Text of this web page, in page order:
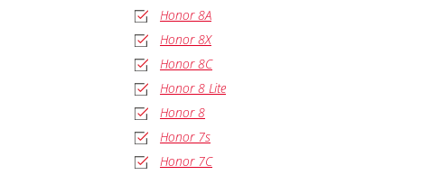
Honor 8A
Honor 8X
Honor 8C
Honor 8 Lite
Honor 8
Honor 7s
Honor 7C